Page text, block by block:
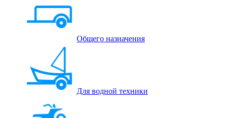
Общего назначения
Для водной техники